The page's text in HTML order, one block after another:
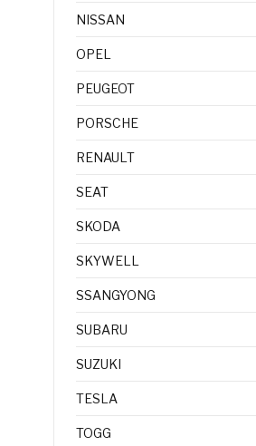
NISSAN
OPEL
PEUGEOT
PORSCHE
RENAULT
SEAT
SKODA
SKYWELL
SSANGYONG
SUBARU
SUZUKI
TESLA
TOGG